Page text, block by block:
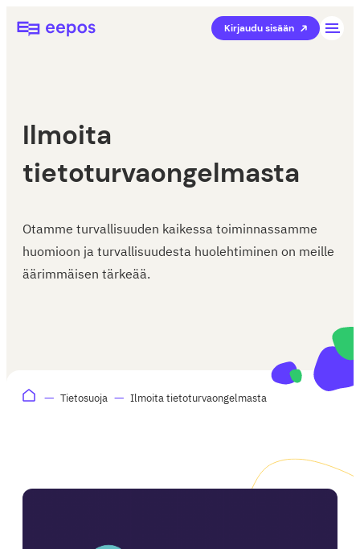
Siirry
suoraan
Eepos-oppilaitoshallinta Kirjaudu sisään
Ilmoita
tietoturvaongelmasta
Otamme turvallisuuden kaikessa toiminnassamme
huomioon ja turvallisuudesta huolehtiminen on meille
äärimmäisen tärkeää.
Tietosuoja Ilmoita tietoturvaongelmasta